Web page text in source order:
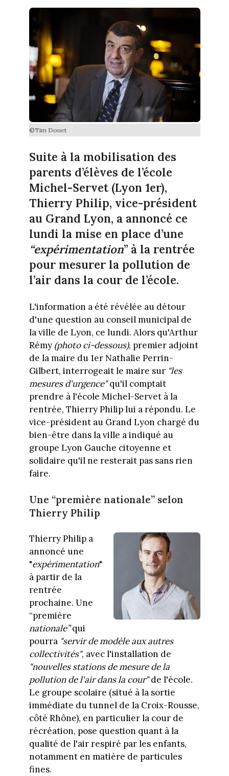
©Tim Douet
Suite à la mobilisation des
parents d’élèves de l’école
Michel-Servet (Lyon 1er),
Thierry Philip, vice-président
au Grand Lyon, a annoncé ce
lundi la mise en place d’une
“expérimentation” à la rentrée
pour mesurer la pollution de
l’air dans la cour de l’école.
L'information a été révélée au détour
d'une question au conseil municipal de
la ville de Lyon, ce lundi. Alors qu'Arthur
Rémy (photo ci-dessous), premier adjoint
de la maire du 1er Nathalie Perrin-
Gilbert, interrogeait le maire sur "les
mesures d'urgence"qu'il comptait
prendre à l'école Michel-Servet à la
rentrée, Thierry Philip lui a répondu. Le
vice-président au Grand Lyon chargé du
bien-être dans la ville a indiqué au
groupe Lyon Gauche citoyenne et
solidaire qu'il ne resterait pas sans rien
faire.
Une “première nationale” selon
Thierry Philip
Thierry Philip a
annoncé une
"expérimentation"
à partir de la
rentrée
prochaine. Une
“première
nationale”qui
pourra"servir de modèle aux autres
collectivités", avec l'installation de
"nouvelles stations de mesure de la
pollution de l'air dans la cour"de l'école.
Le groupe scolaire (situé à la sortie
immédiate du tunnel de la Croix-Rousse,
côté Rhône), en particulier la cour de
récréation, pose question quant à la
qualité de l'air respiré par les enfants,
notamment en matière de particules
fines.